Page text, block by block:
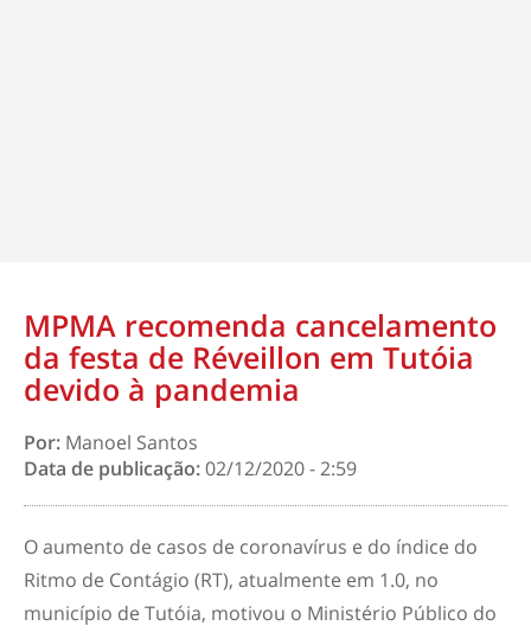
MPMA recomenda cancelamento
da festa de Réveillon em Tutóia
devido à pandemia
Por: Manoel Santos
Data de publicação:02/12/2020 - 2:59
O aumento de casos de coronavírus e do índice do
Ritmo de Contágio (RT), atualmente em 1.0, no
município de Tutóia, motivou o Ministério Público do